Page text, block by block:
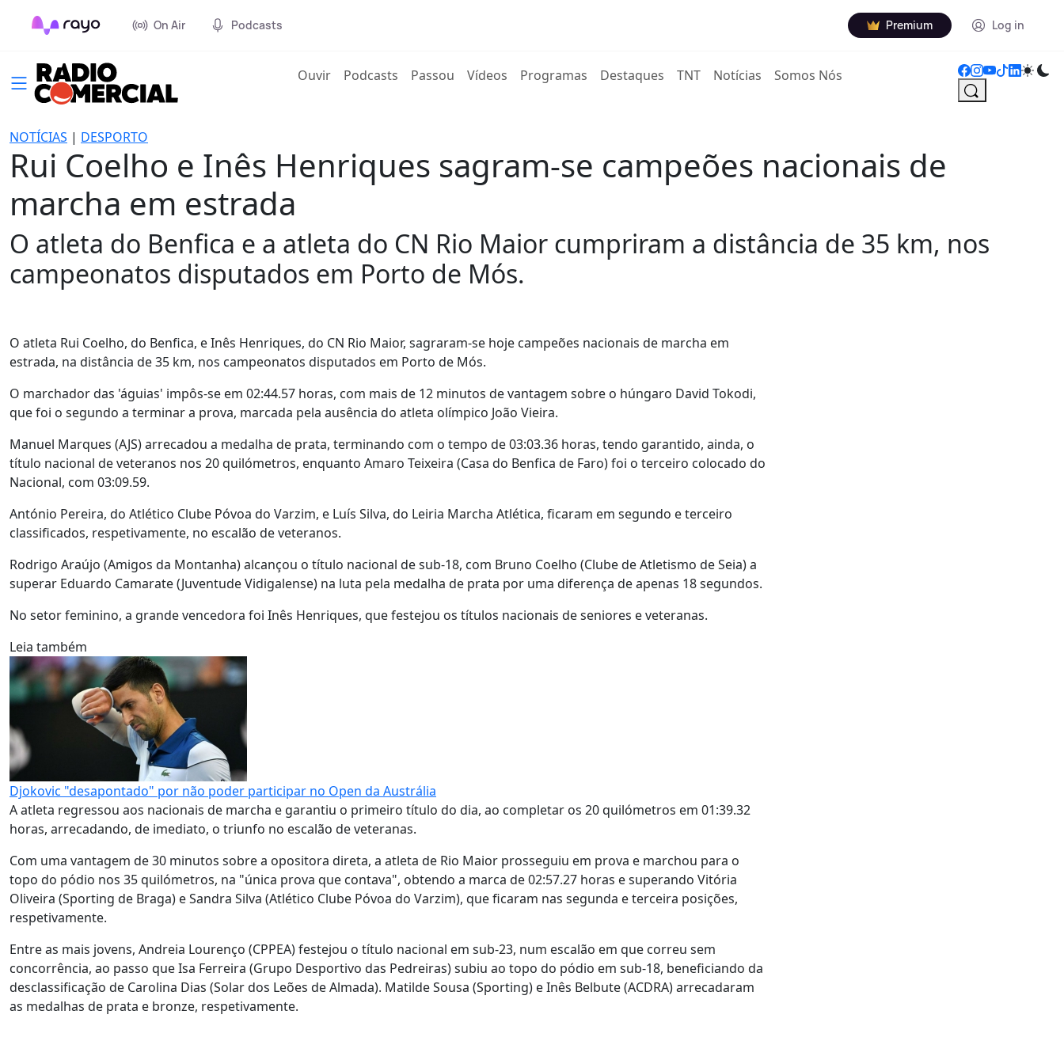
On Air Podcasts Premium Log in
Ouvir(current)
Podcasts Passou Vídeos Programas Destaques TNT Notícias Somos Nós
NOTÍCIAS | DESPORTO
Rui Coelho e Inês Henriques sagram-se campeões nacionais de
marcha em estrada
O atleta do Benfica e a atleta do CN Rio Maior cumpriram a distância de 35 km, nos
campeonatos disputados em Porto de Mós.
O atleta Rui Coelho, do Benfica, e Inês Henriques, do CN Rio Maior, sagraram-se hoje campeões nacionais de marcha em
estrada, na distância de 35 km, nos campeonatos disputados em Porto de Mós.
O marchador das 'águias' impôs-se em 02:44.57 horas, com mais de 12 minutos de vantagem sobre o húngaro David Tokodi,
que foi o segundo a terminar a prova, marcada pela ausência do atleta olímpico João Vieira.
Manuel Marques (AJS) arrecadou a medalha de prata, terminando com o tempo de 03:03.36 horas, tendo garantido, ainda, o
título nacional de veteranos nos 20 quilómetros, enquanto Amaro Teixeira (Casa do Benfica de Faro) foi o terceiro colocado do
Nacional, com 03:09.59.
António Pereira, do Atlético Clube Póvoa do Varzim, e Luís Silva, do Leiria Marcha Atlética, ficaram em segundo e terceiro
classificados, respetivamente, no escalão de veteranos.
Rodrigo Araújo (Amigos da Montanha) alcançou o título nacional de sub-18, com Bruno Coelho (Clube de Atletismo de Seia) a
superar Eduardo Camarate (Juventude Vidigalense) na luta pela medalha de prata por uma diferença de apenas 18 segundos.
No setor feminino, a grande vencedora foi Inês Henriques, que festejou os títulos nacionais de seniores e veteranas.
Leia também
Djokovic "desapontado" por não poder participar no Open da Austrália
A atleta regressou aos nacionais de marcha e garantiu o primeiro título do dia, ao completar os 20 quilómetros em 01:39.32
horas, arrecadando, de imediato, o triunfo no escalão de veteranas.
Com uma vantagem de 30 minutos sobre a opositora direta, a atleta de Rio Maior prosseguiu em prova e marchou para o
topo do pódio nos 35 quilómetros, na "única prova que contava", obtendo a marca de 02:57.27 horas e superando Vitória
Oliveira (Sporting de Braga) e Sandra Silva (Atlético Clube Póvoa do Varzim), que ficaram nas segunda e terceira posições,
respetivamente.
Entre as mais jovens, Andreia Lourenço (CPPEA) festejou o título nacional em sub-23, num escalão em que correu sem
concorrência, ao passo que Isa Ferreira (Grupo Desportivo das Pedreiras) subiu ao topo do pódio em sub-18, beneficiando da
desclassificação de Carolina Dias (Solar dos Leões de Almada). Matilde Sousa (Sporting) e Inês Belbute (ACDRA) arrecadaram
as medalhas de prata e bronze, respetivamente.